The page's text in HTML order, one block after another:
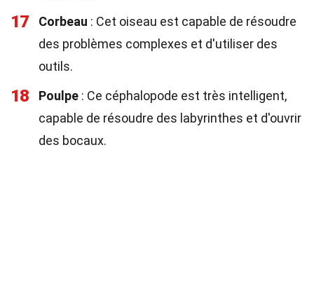
17 Corbeau : Cet oiseau est capable de résoudre
des problèmes complexes et d'utiliser des
outils.
18 Poulpe : Ce céphalopode est très intelligent,
capable de résoudre des labyrinthes et d'ouvrir
des bocaux.